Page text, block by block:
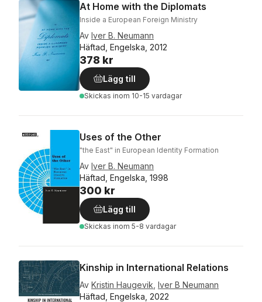
At Home with the Diplomats
Inside a European Foreign Ministry
Av Iver B. Neumann
Häftad, Engelska, 2012
378 kr
Lägg till
Skickas inom 10-15 vardagar
Uses of the Other
"the East" in European Identity Formation
Av Iver B. Neumann
Häftad, Engelska, 1998
300 kr
Lägg till
Skickas inom 5-8 vardagar
Kinship in International Relations
Av Kristin Haugevik Iver B Neumann
Häftad, Engelska, 2022